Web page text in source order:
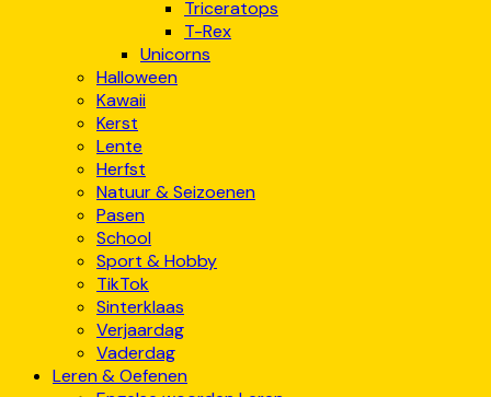
Triceratops
T-Rex
Unicorns
Halloween
Kawaii
Kerst
Lente
Herfst
Natuur & Seizoenen
Pasen
School
Sport & Hobby
TikTok
Sinterklaas
Verjaardag
Vaderdag
Leren & Oefenen